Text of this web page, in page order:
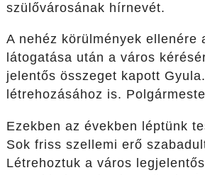
szülővárosának hírnevét.
A nehéz körülmények
látogatása után a város
jelentős összeget kapott
létrehozásához is.
Ezekben az években léptünk
Sok friss szellemi erő
Létrehoztuk a város